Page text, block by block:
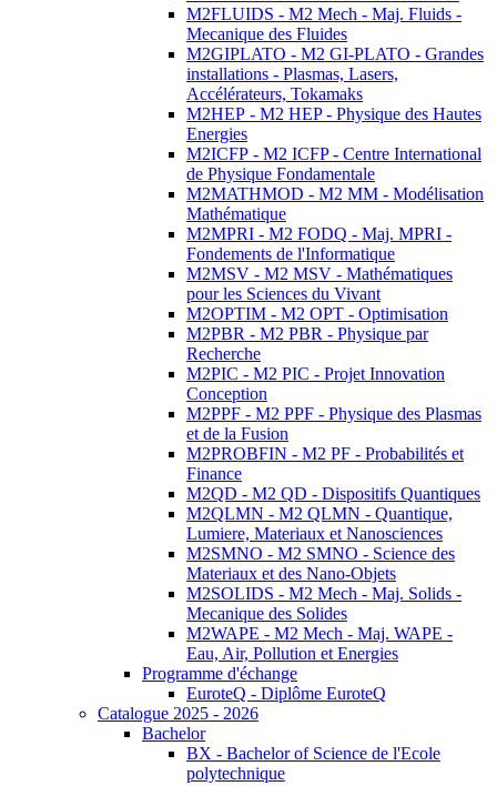
M2FLUIDS - M2 Mech - Maj. Fluids -
Mecanique des Fluides
M2GIPLATO - M2 GI-PLATO - Grandes
installations - Plasmas, Lasers,
Accélérateurs, Tokamaks
M2HEP - M2 HEP - Physique des Hautes
Energies
M2ICFP - M2 ICFP - Centre International
de Physique Fondamentale
M2MATHMOD - M2 MM - Modélisation
Mathématique
M2MPRI - M2 FODQ - Maj. MPRI -
Fondements de l'Informatique
M2MSV - M2 MSV - Mathématiques
pour les Sciences du Vivant
M2OPTIM - M2 OPT - Optimisation
M2PBR - M2 PBR - Physique par
Recherche
M2PIC - M2 PIC - Projet Innovation
Conception
M2PPF - M2 PPF - Physique des Plasmas
et de la Fusion
M2PROBFIN - M2 PF - Probabilités et
Finance
M2QD - M2 QD - Dispositifs Quantiques
M2QLMN - M2 QLMN - Quantique,
Lumiere, Materiaux et Nanosciences
M2SMNO - M2 SMNO - Science des
Materiaux et des Nano-Objets
M2SOLIDS - M2 Mech - Maj. Solids -
Mecanique des Solides
M2WAPE - M2 Mech - Maj. WAPE -
Eau, Air, Pollution et Energies
Programme d'échange
EuroteQ - Diplôme EuroteQ
Catalogue 2025 - 2026
Bachelor
BX - Bachelor of Science de l'Ecole
polytechnique